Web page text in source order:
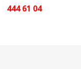
444 61 04